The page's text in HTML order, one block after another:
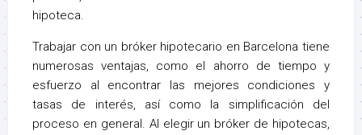
hipoteca.
Trabajar con un bróker hipotecario en Barcelona tiene
numerosas ventajas, como el ahorro de tiempo y
esfuerzo al encontrar las mejores condiciones y
tasas de interés, así como la simplificación del
proceso en general. Al elegir un bróker de hipotecas,